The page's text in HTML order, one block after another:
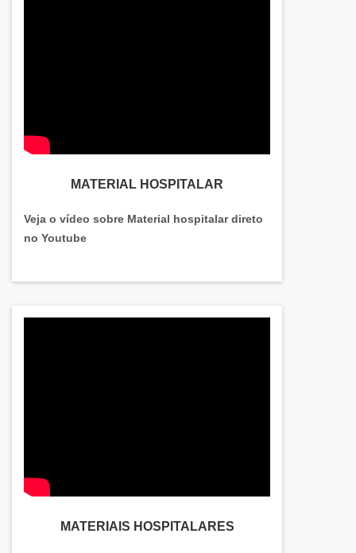
MATERIAL HOSPITALAR
Veja o vídeo sobre Material hospitalar direto
no Youtube
MATERIAIS HOSPITALARES